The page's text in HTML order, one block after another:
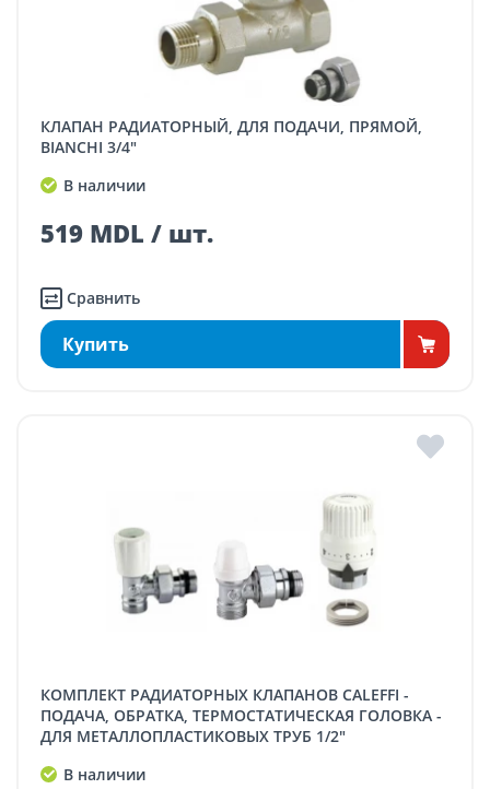
КЛАПАН РАДИАТОРНЫЙ, ДЛЯ ПОДАЧИ, ПРЯМОЙ,
BIANCHI 3/4"
В наличии
519 MDL / шт.
Сравнить
Купить
КОМПЛЕКТ РАДИАТОРНЫХ КЛАПАНОВ CALEFFI -
ПОДАЧА, ОБРАТКА, ТЕРМОСТАТИЧЕСКАЯ ГОЛОВКА -
ДЛЯ МЕТАЛЛОПЛАСТИКОВЫХ ТРУБ 1/2"
В наличии